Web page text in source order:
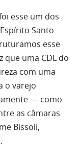
esse um dos
Santo
esse
que uma CDL do
com uma
o varejo
— como
as câmaras
Bissoli,